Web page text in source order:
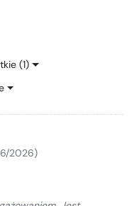
(1)
2026)